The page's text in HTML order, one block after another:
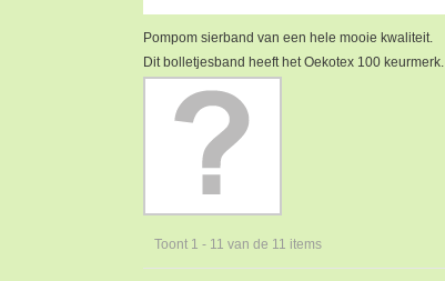
Pompom sierband van een hele mooie kwaliteit.
Dit bolletjesband heeft het Oekotex 100 keurmerk.
Toont 1 - 11 van de 11 items